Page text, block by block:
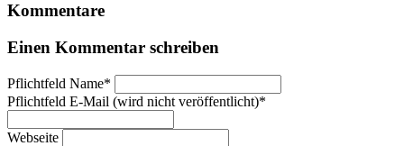
Kommentare
Einen Kommentar schreiben
Pflichtfeld Name*
Pflichtfeld E-Mail (wird nicht veröffentlicht)*
Webseite